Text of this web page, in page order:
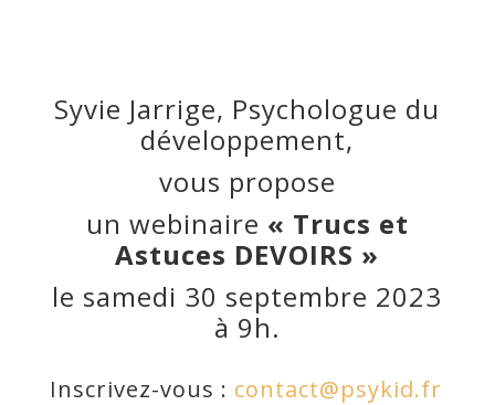
Syvie Jarrige, Psychologue du
développement,
vous propose
un webinaire « Trucs et
Astuces DEVOIRS »
le samedi 30 septembre 2023
à 9h.
Inscrivez-vous : contact@psykid.fr